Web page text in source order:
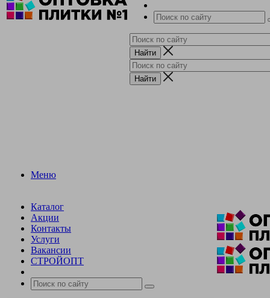
Меню
Каталог
Акции
Контакты
Услуги
Вакансии
СТРОЙОПТ